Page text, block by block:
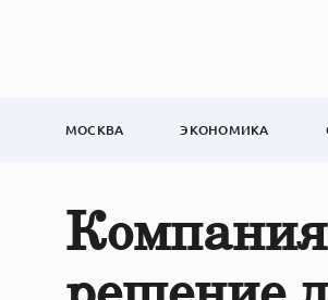
МОСКВА ЭКОНОМИКА
Компания